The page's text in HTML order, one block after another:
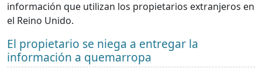
información que utilizan los propietarios extranjeros en
el Reino Unido.
El propietario se niega a entregar la
información a quemarropa